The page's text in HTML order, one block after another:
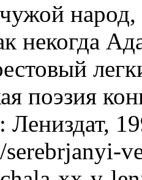
некогда
поэзия
Лениздат,
serebrjanyi-